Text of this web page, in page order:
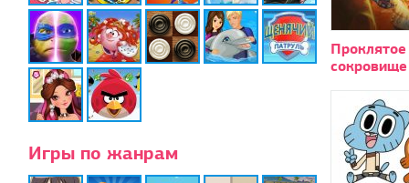
Игры по жанрам
Проклятое